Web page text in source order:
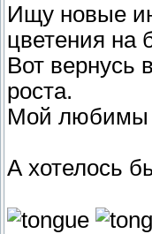
Ищу новые
цветения на
Вот вернусь
роста.
Мой любимы
А хотелось